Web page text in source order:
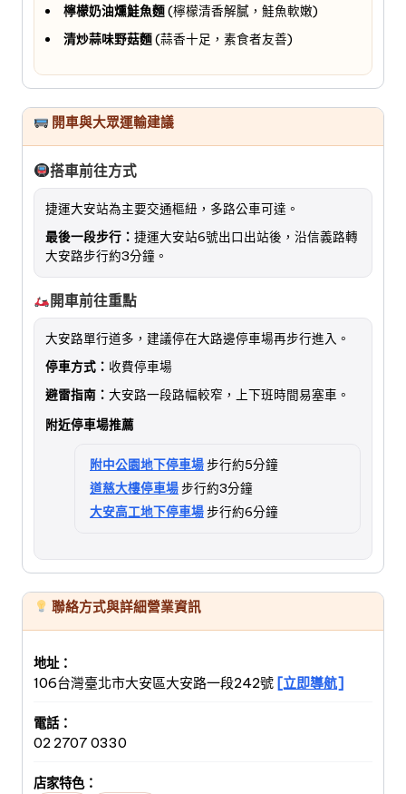
檸檬奶油燻鮭魚麵(檸檬清香解膩，鮭魚軟嫩)
清炒蒜味野菇麵(蒜香十足，素食者友善)
開車與大眾運輸建議
搭車前往方式
捷運大安站為主要交通樞紐，多路公車可達。
最後一段步行： 捷運大安站6號出口出站後，沿信義路轉
大安路步行約3分鐘。
開車前往重點
大安路單行道多，建議停在大路邊停車場再步行進入。
停車方式： 收費停車場
避雷指南： 大安路一段路幅較窄，上下班時間易塞車。
附近停車場推薦
附中公園地下停車場步行約5分鐘
道慈大樓停車場步行約3分鐘
大安高工地下停車場步行約6分鐘
聯絡方式與詳細營業資訊
地址：
106台灣臺北市大安區大安路一段242號 [立即導航]
電話：
02 2707 0330
店家特色：